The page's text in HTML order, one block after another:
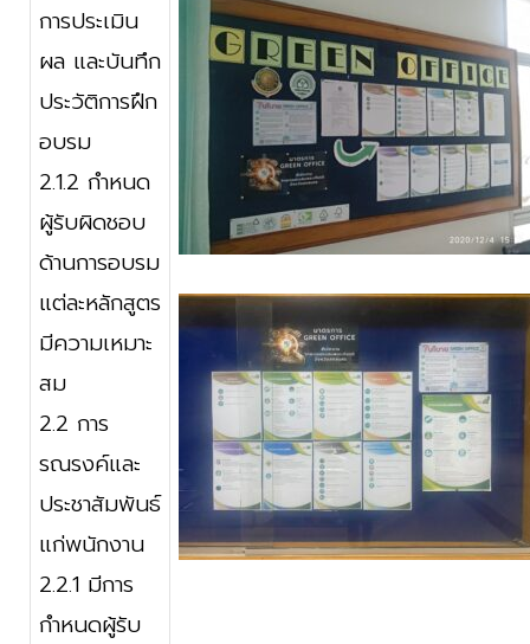
การประเมิน
ผล และบันทึก
ประวัติการฝึก
อบรม
2.1.2 กำหนด
ผู้รับผิดชอบ
ด้านการอบรม
แต่ละหลักสูตร
มีความเหมาะ
สม
2.2 การ
รณรงค์และ
ประชาสัมพันธ์
แก่พนักงาน
2.2.1 มีการ
กำหนดผู้รับ